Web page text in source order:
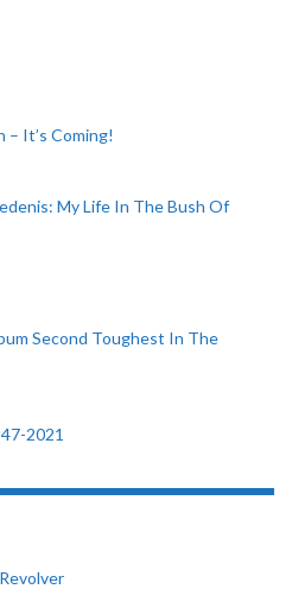
– It’s Coming!
My Life In The Bush Of
Second Toughest In The
2021